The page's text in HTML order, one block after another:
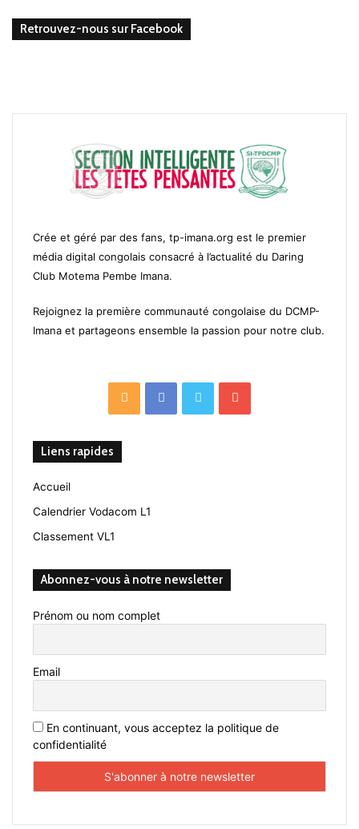
Retrouvez-nous sur Facebook
Crée et géré par des fans, tp-imana.org est le premier
média digital congolais consacré à l’actualité du Daring
Club Motema Pembe Imana.
Rejoignez la première communauté congolaise du DCMP-
Imana et partageons ensemble la passion pour notre club.
RSS FacebookTwitterYouTube
Liens rapides
Accueil
Calendrier Vodacom L1
Classement VL1
Abonnez-vous à notre newsletter
Prénom ou nom complet
Email
En continuant, vous acceptez la politique de
confidentialité